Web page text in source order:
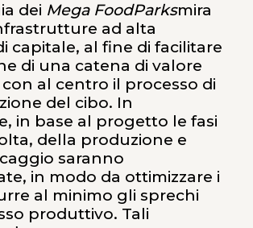
dei Mega FoodParksmira
ad alta
capitale, al fine di facilitare
di una catena di valore
al centro il processo di
del cibo. In
in base al progetto le fasi
della produzione e
saranno
in modo da ottimizzare i
al minimo gli sprechi
produttivo. Tali